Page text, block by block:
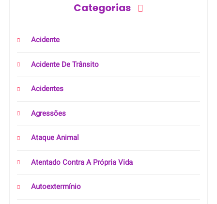
Categorias
Acidente
Acidente De Trânsito
Acidentes
Agressões
Ataque Animal
Atentado Contra A Própria Vida
Autoextermínio